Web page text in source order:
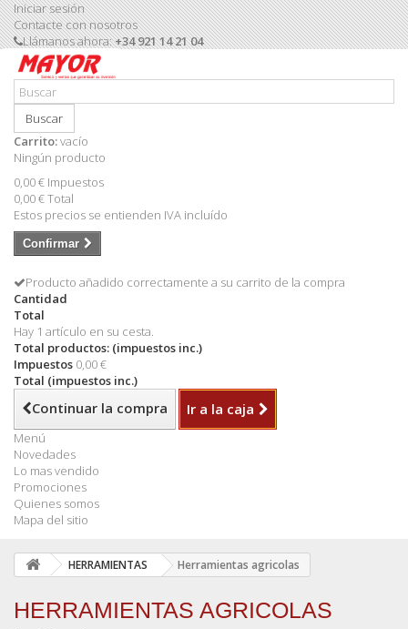
Iniciar sesión
Contacte con nosotros
Llámanos ahora:+34 921 14 21 04
Buscar
Carrito:vacío
Ningún producto
0,00 € Impuestos
0,00 €Total
Estos precios se entienden IVA incluído
Confirmar
Producto añadido correctamente a su carrito de la compra
Cantidad
Total
Hay 1 artículo en su cesta.
Total productos: (impuestos inc.)
Impuestos 0,00 €
Total (impuestos inc.)
Continuar la compra Ir a la caja
Menú
Novedades
Lo mas vendido
Promociones
Quienes somos
Mapa del sitio
HERRAMIENTAS Herramientas agricolas
HERRAMIENTAS AGRICOLAS